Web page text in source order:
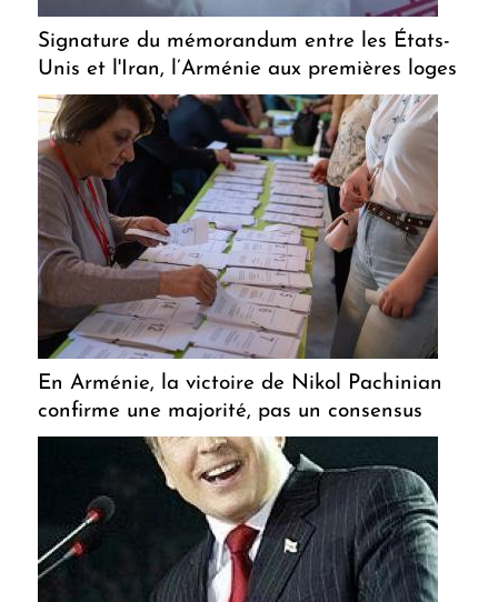
Signature du mémorandum entre les États-
Unis et l'Iran, l’Arménie aux premières loges
En Arménie, la victoire de Nikol Pachinian
confirme une majorité, pas un consensus